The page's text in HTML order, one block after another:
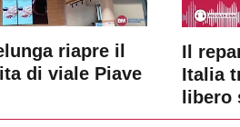
riapre il
di viale Piave
Il
Italia
libero